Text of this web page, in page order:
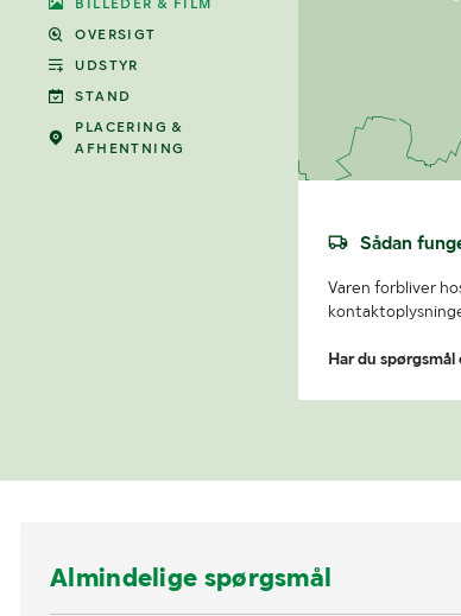
BILLEDER & FILM
OVERSIGT
UDSTYR
STAND
PLACERING &
AFHENTNING
Sådan
Varen forbliver
Har du
Almindelige spørgsmål